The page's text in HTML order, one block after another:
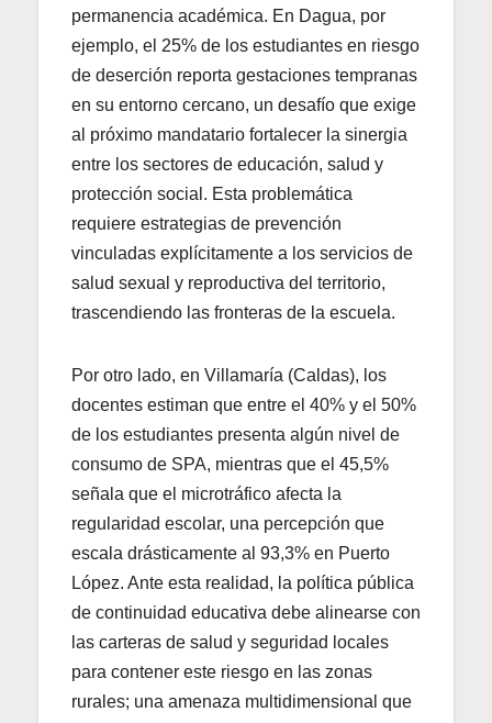
permanencia académica. En Dagua, por
ejemplo, el 25% de los estudiantes en riesgo
de deserción reporta gestaciones tempranas
en su entorno cercano, un desafío que exige
al próximo mandatario fortalecer la sinergia
entre los sectores de educación, salud y
protección social. Esta problemática
requiere estrategias de prevención
vinculadas explícitamente a los servicios de
salud sexual y reproductiva del territorio,
trascendiendo las fronteras de la escuela.
Por otro lado, en Villamaría (Caldas), los
docentes estiman que entre el 40% y el 50%
de los estudiantes presenta algún nivel de
consumo de SPA, mientras que el 45,5%
señala que el microtráfico afecta la
regularidad escolar, una percepción que
escala drásticamente al 93,3% en Puerto
López. Ante esta realidad, la política pública
de continuidad educativa debe alinearse con
las carteras de salud y seguridad locales
para contener este riesgo en las zonas
rurales; una amenaza multidimensional que